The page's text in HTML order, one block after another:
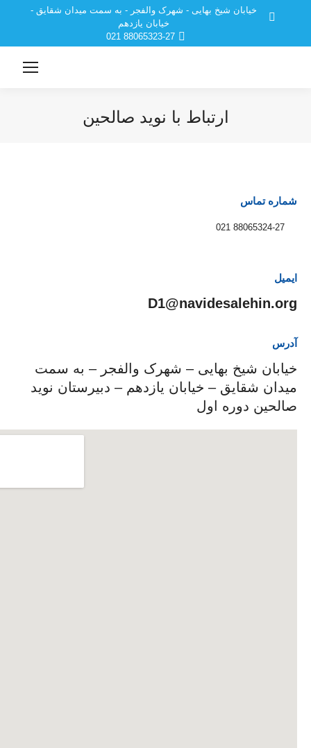
خیابان شیخ بهایی - شهرک والفجر - به سمت میدان شقایق -
خیابان یازدهم
88065323-27 021
ارتباط با نوید صالحین
شماره تماس
88065324-27 021
ایمیل
D1@navidesalehin.org
آدرس
خیابان شیخ بهایی – شهرک والفجر – به سمت
میدان شقایق – خیابان یازدهم – دبیرستان نوید
صالحین دوره اول